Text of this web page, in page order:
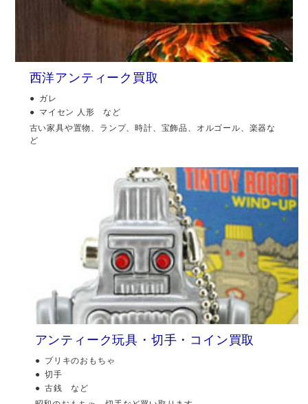
西洋アンティーク買取
ガレ
マイセン 人形 など
古い家具や置物、ランプ、時計、宝飾品、オルゴール、楽器な
ど
アンティーク玩具・切手・コイン買取
ブリキのおもちゃ
切手
古銭 など